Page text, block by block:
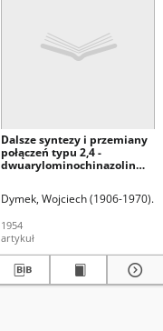
Dalsze syntezy i przemiany
połączeń typu 2,4 -
dwuarylominochinazolin
Dymek, Wojciech (1906-1970)
1954
artykuł